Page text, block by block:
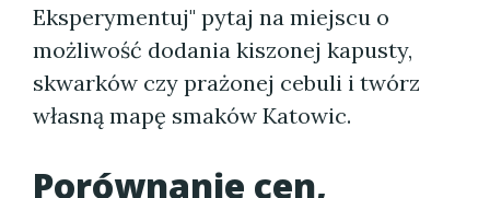
Eksperymentuj" pytaj na miejscu o
możliwość dodania kiszonej kapusty,
skwarków czy prażonej cebuli i twórz
własną mapę smaków Katowic.
Porównanie cen,